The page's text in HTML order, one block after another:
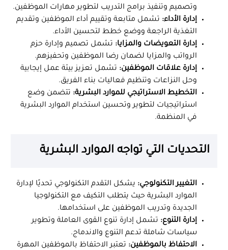
وتصميم وتنفيذ برامج التدريب لتطوير مهارات الموظفين.
إدارة الأداء: تشمل متابعة وتقييم أداء الموظفين وتقديم
التغذية الراجعة ووضع خطط لتحسين الأداء.
إدارة التعويضات والمزايا: تشمل تصميم وإدارة حزم
الرواتب والمزايا لضمان رضا الموظفين وتحفيزهم.
إدارة علاقات الموظفين: تشمل تعزيز بيئة عمل إيجابية
وحل النزاعات وتنظيم فعاليات بناء الفريق.
التخطيط الاستراتيجي للموارد البشرية: تتضمن وضع
استراتيجيات لتطوير وتحسين استخدام الموارد البشرية
في المنظمة.
التحديات التي تواجه الموارد البشرية
التغيير التكنولوجي: يشكل التقدم التكنولوجي تحديًا لإدارة
الموارد البشرية حيث يتطلب التكيف مع التكنولوجيا
الجديدة وتدريب الموظفين على استخدامها.
إدارة التنوع: تشمل إدارة تنوع القوى العاملة وتطوير
سياسات شاملة تدعم التنوع والاندماج.
الاحتفاظ بالموظفين: تعتبر الاحتفاظ بالموظفين المهرة